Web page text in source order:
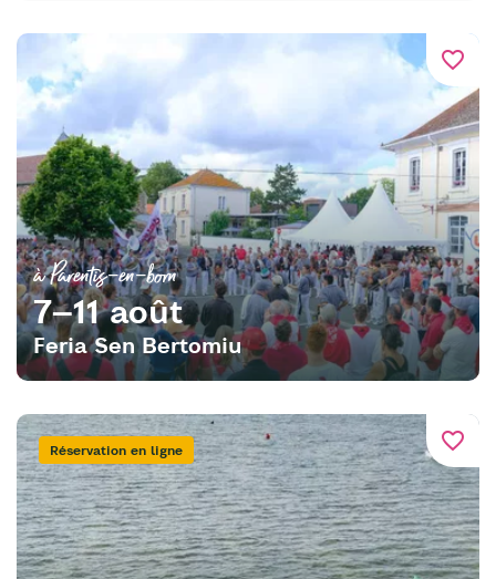
favorite_border
à Parentis-en-born
7–11 août
Feria Sen Bertomiu
favorite_border
Réservation en ligne